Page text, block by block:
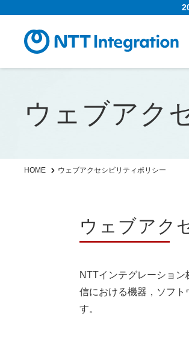
ウェブアク
HOME ウェブアクセシビリティポリシー
ウェブアク
NTTインテグレーショ
信における機器，ソフ
す。